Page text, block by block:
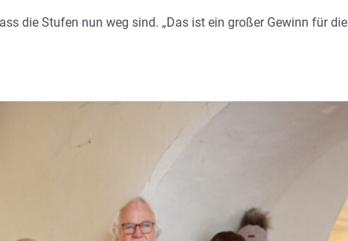
die Stufen nun weg sind. „Das ist ein großer Gewinn für die